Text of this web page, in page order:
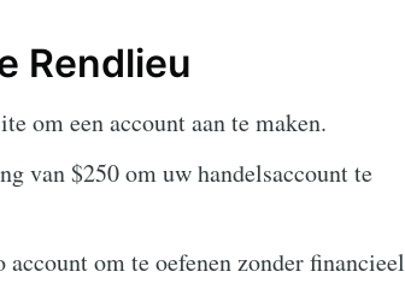
Rendlieu
om een account aan te maken.
van $250 om uw handelsaccount te
account om te oefenen zonder financieel